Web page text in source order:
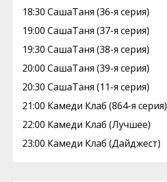
18:30 CaшаТаня (36-я серия)
19:00 CaшаТаня (37-я серия)
19:30 CaшаТаня (38-я серия)
20:00 CaшаТаня (39-я серия)
20:30 CaшаТаня (11-я серия)
21:00 Камеди Клаб (864-я серия)
22:00 Камеди Клаб (Лучшее)
23:00 Камеди Клаб (Дайджест)